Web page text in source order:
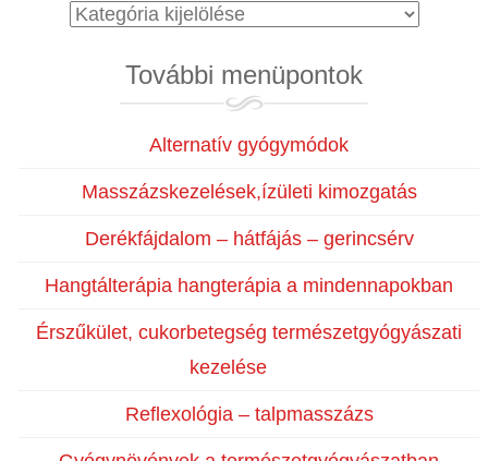
Blog
További menüpontok
Alternatív gyógymódok
Masszázskezelések,ízületi kimozgatás
Derékfájdalom – hátfájás – gerincsérv
Hangtálterápia hangterápia a mindennapokban
Érszűkület, cukorbetegség természetgyógyászati
kezelése
Reflexológia – talpmasszázs